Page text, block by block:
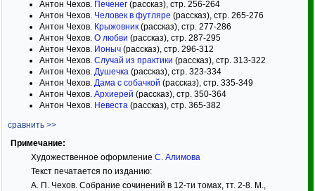
Антон Чехов. Печенег (рассказ), стр. 256-264
Антон Чехов. Человек в футляре (рассказ), стр. 265-276
Антон Чехов. Крыжовник (рассказ), стр. 277-286
Антон Чехов. О любви (рассказ), стр. 287-295
Антон Чехов. Ионыч (рассказ), стр. 296-312
Антон Чехов. Случай из практики (рассказ), стр. 313-322
Антон Чехов. Душечка (рассказ), стр. 323-334
Антон Чехов. Дама с собачкой (рассказ), стр. 335-349
Антон Чехов. Архиерей (рассказ), стр. 350-364
Антон Чехов. Невеста (рассказ), стр. 365-382
сравнить >>
Примечание:
Художественное оформление С. Алимова
Текст печатается по изданию:
А. П. Чехов. Собрание сочинений в 12-ти томах, тт. 2-8. М.,